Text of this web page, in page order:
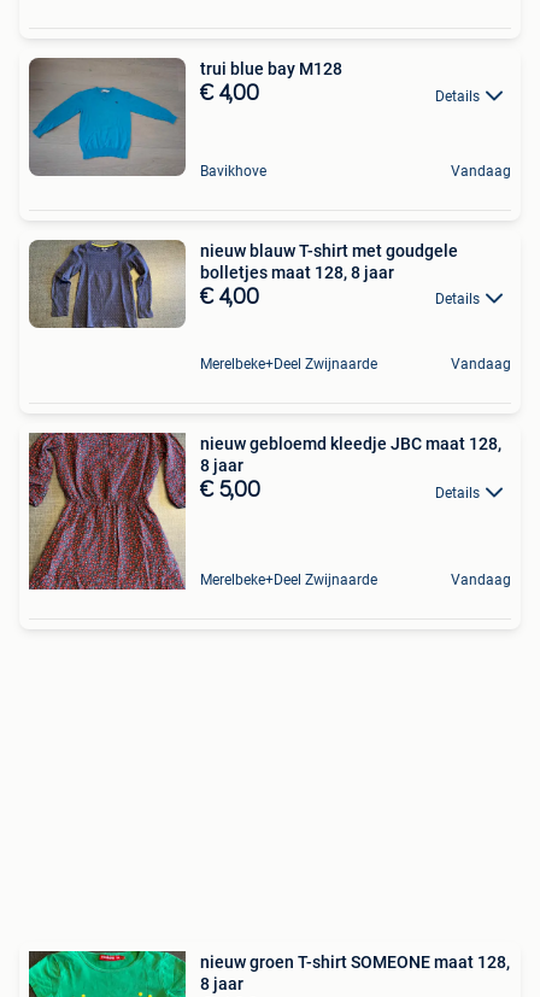
trui blue bay M128
€ 4,00 Details
Bavikhove Vandaag
nieuw blauw T-shirt met goudgele
bolletjes maat 128, 8 jaar
€ 4,00 Details
Merelbeke+Deel Zwijnaarde Vandaag
nieuw gebloemd kleedje JBC maat 128,
8 jaar
€ 5,00 Details
Merelbeke+Deel Zwijnaarde Vandaag
nieuw groen T-shirt SOMEONE maat 128,
8 jaar